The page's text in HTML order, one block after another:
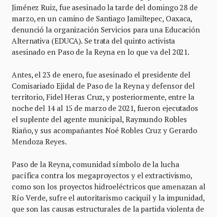
Jiménez Ruiz, fue asesinado la tarde del domingo 28 de
marzo, en un camino de Santiago Jamiltepec, Oaxaca,
denunció la organización Servicios para una Educación
Alternativa (EDUCA). Se trata del quinto activista
asesinado en Paso de la Reyna en lo que va del 2021.
Antes, el 23 de enero, fue asesinado el presidente del
Comisariado Ejidal de Paso de la Reyna y defensor del
territorio, Fidel Heras Cruz, y posteriormente, entre la
noche del 14 al 15 de marzo de 2021, fueron ejecutados
el suplente del agente municipal, Raymundo Robles
Riaño, y sus acompañantes Noé Robles Cruz y Gerardo
Mendoza Reyes.
Paso de la Reyna, comunidad símbolo de la lucha
pacífica contra los megaproyectos y el extractivismo,
como son los proyectos hidroeléctricos que amenazan al
Río Verde, sufre el autoritarismo caciquil y la impunidad,
que son las causas estructurales de la partida violenta de